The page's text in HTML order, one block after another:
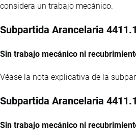
considera un trabajo mecánico.
Subpartida Arancelaria
Sin trabajo mecánico ni
Véase la nota explicativa de la
Subpartida Arancelaria
Sin trabajo mecánico ni